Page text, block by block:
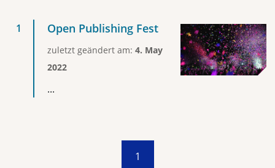
Open Publishing Fest
zuletzt geändert am: 4. May
2022
...
1